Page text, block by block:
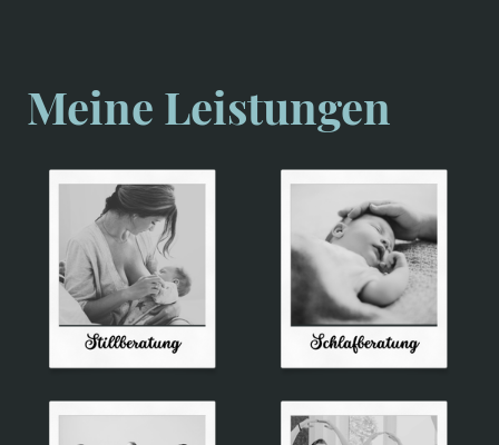
Meine Leistungen